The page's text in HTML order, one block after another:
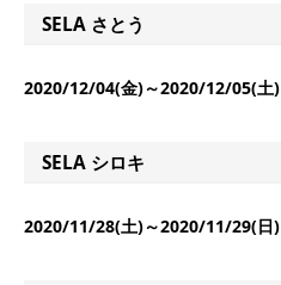
SELA さとう
2020/12/04(金)～2020/12/05(土)
SELA シロキ
2020/11/28(土)～2020/11/29(日)